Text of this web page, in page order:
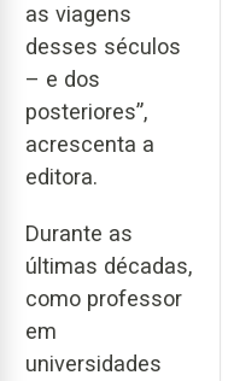
as viagens
desses séculos
– e dos
posteriores”,
acrescenta a
editora.
Durante as
últimas décadas,
como professor
em
universidades